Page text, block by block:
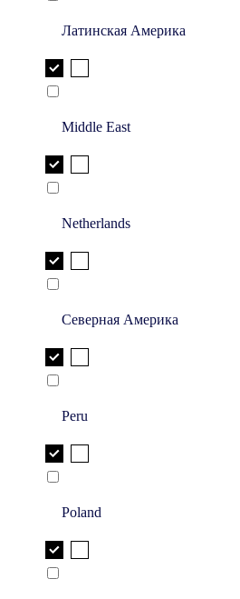
Латинская Америка
Middle East
Netherlands
Северная Америка
Peru
Poland